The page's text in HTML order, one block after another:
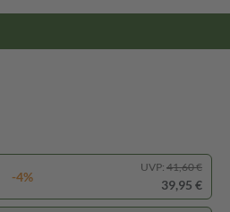
-4%
UVP: 41,60 €
39,95 €